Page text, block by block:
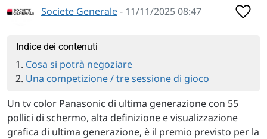
Societe Generale- 11/11/2025 08:47
Indice dei contenuti
Cosa si potrà negoziare
Una competizione / tre sessione di gioco
Un tv color Panasonic di ultima generazione con 55
pollici di schermo, alta definizione e visualizzazione
grafica di ultima generazione, è il premio previsto per la